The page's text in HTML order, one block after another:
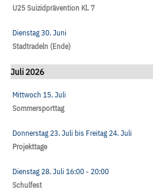
U25 Suizidprävention Kl. 7
Dienstag 30. Juni
Stadtradeln (Ende)
Juli 2026
Mittwoch 15. Juli
Sommersporttag
Donnerstag 23. Juli bis Freitag 24. Juli
Projekttage
Dienstag 28. Juli 16:00- 20:00
Schulfest